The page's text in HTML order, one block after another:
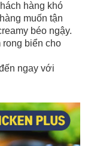
hàng khó
muốn tận
béo ngậy.
rong biển cho
ngay với